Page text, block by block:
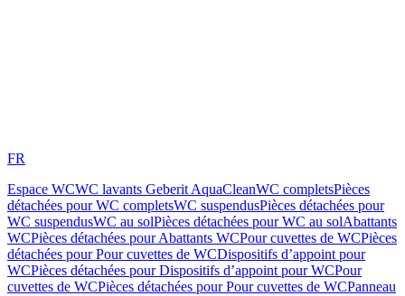
FR
Espace WCWC lavants Geberit AquaCleanWC completsPièces
détachées pour WC completsWC suspendusPièces détachées pour
WC suspendusWC au solPièces détachées pour WC au solAbattants
WCPièces détachées pour Abattants WCPour cuvettes de WCPièces
détachées pour Pour cuvettes de WCDispositifs d’appoint pour
WCPièces détachées pour Dispositifs d’appoint pour WCPour
cuvettes de WCPièces détachées pour Pour cuvettes de WCPanneau